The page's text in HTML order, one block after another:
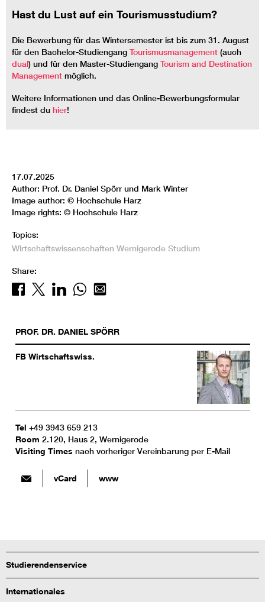
Hast du Lust auf ein Tourismusstudium?
Die Bewerbung für das Wintersemester ist bis zum 31. August
für den Bachelor-Studiengang Tourismusmanagement (auch
dual) und für den Master-Studiengang Tourism and Destination
Management möglich.
Weitere Informationen und das Online-Bewerbungsformular
findest du hier!
17.07.2025
Author: Prof. Dr. Daniel Spörr und Mark Winter
Image author: © Hochschule Harz
Image rights: © Hochschule Harz
Topics:
Wirtschaftswissenschaften Wernigerode Studium
Share:
PROF. DR. DANIEL SPÖRR
FB Wirtschaftswiss.
Tel +49 3943 659 213
Room 2.120, Haus 2, Wernigerode
Visiting Times nach vorheriger Vereinbarung per E-Mail
vCard www
Studierendenservice
Internationales